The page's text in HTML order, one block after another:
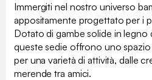
Immergiti nel nostro universo
appositamente progettato per i
Dotato di gambe solide in
queste sedie offrono uno
per una varietà di attività, dalle
merende tra amici.